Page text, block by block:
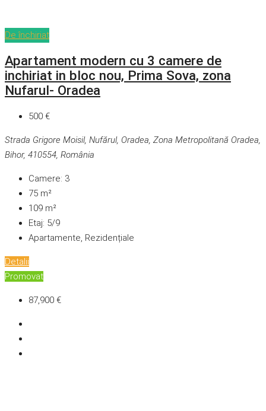
De închiriat
Apartament modern cu 3 camere de
inchiriat in bloc nou, Prima Sova, zona
Nufarul- Oradea
500 €
Strada Grigore Moisil, Nufărul, Oradea, Zona Metropolitană Oradea,
Bihor, 410554, România
Camere: 3
75 m²
109 m²
Etaj: 5/9
Apartamente, Rezidențiale
Detalii
Promovat
87,900 €